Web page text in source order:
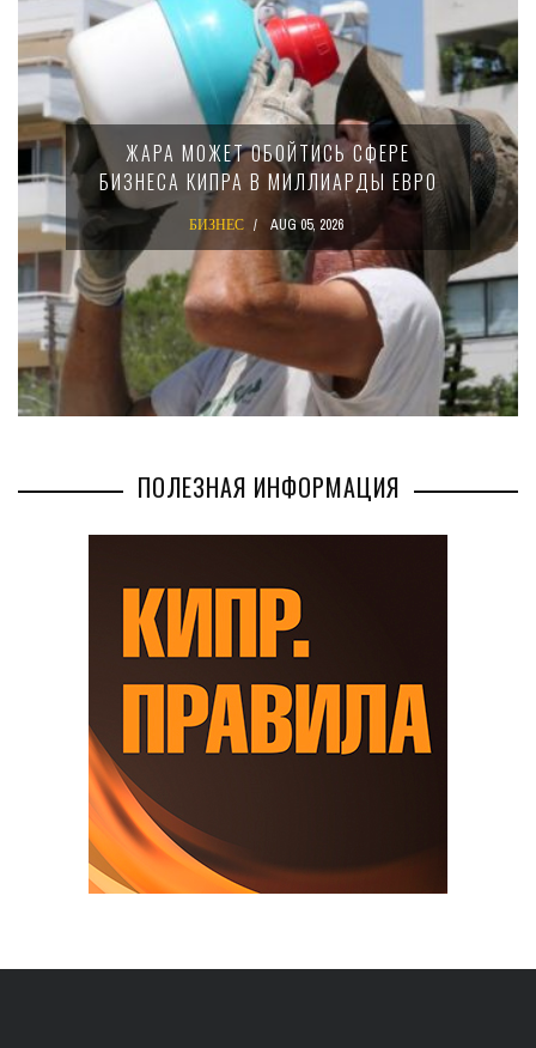
МИНФИН КИПРА ПЕРЕПИСАЛ ЗАКОН О
15-ПРОЦЕНТНОМ НАЛОГЕ ДЛЯ
КРУПНЫХ МЕЖДУНАРОДНЫХ
КОМПАНИЙ
БИЗНЕС AUG 02, 2026
ПОЛЕЗНАЯ ИНФОРМАЦИЯ